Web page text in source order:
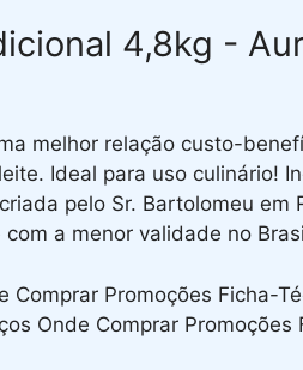
4,8kg -
melhor relação custo-
Ideal para uso culinário!
pelo Sr. Bartolomeu em
a menor validade no
Comprar Promoções Ficha-
Onde Comprar Promoções